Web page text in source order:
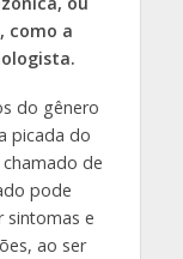
como a
do gênero
picada do
de
pode
sintomas e
ao ser